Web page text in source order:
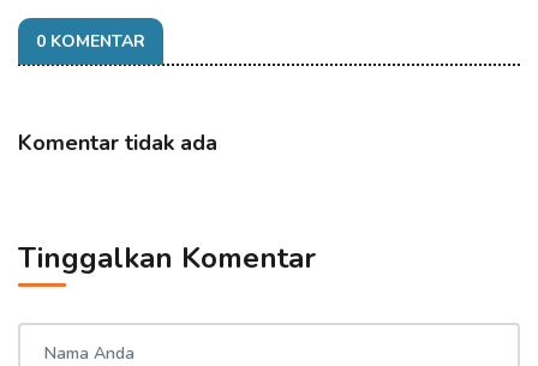
0 KOMENTAR
Komentar tidak ada
Tinggalkan Komentar